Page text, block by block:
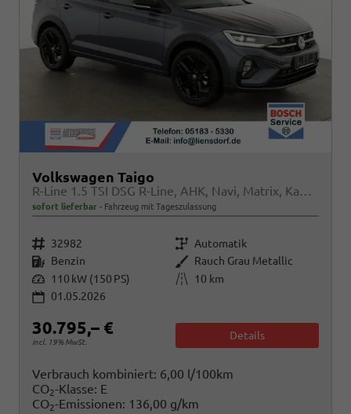
Volkswagen Taigo
R-Line 1.5 TSI DSG R-Line, AHK, Navi, Matrix, Kamera, ACC, Winter, 4 J.-Garantie
sofort lieferbar Fahrzeug mit Tageszulassung
Fahrzeugnr. 32982 Getriebe Automatik
Kraftstoff Benzin Außenfarbe Rauch Grau Metallic
Leistung 110 kW (150 PS) Kilometerstand
10 km
01.05.2026
30.795,– €
incl. 19% MwSt.
Details
Verbrauch kombiniert: 6,00 l/100km
CO2-Klasse: E
CO2-Emissionen: 136,00 g/km